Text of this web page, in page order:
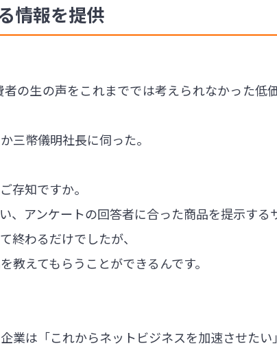
情報を提供
の生の声をこれまででは考えられなかった低
三幣儀明社長に伺った。
存知ですか。
、アンケートの回答者に合った商品を提示する
終わるだけでしたが、
教えてもらうことができるんです。
業は「これからネットビジネスを加速させたい